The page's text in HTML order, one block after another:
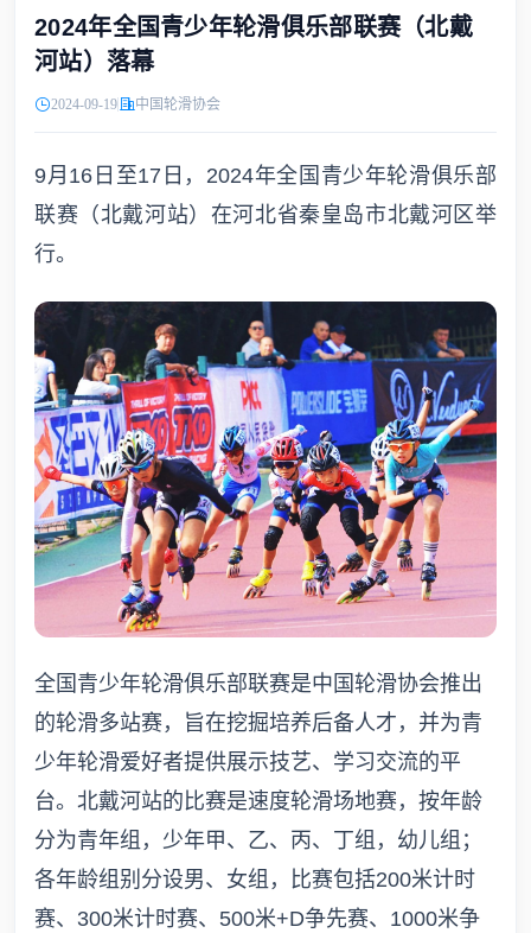
2024年全国青少年轮滑俱乐部联赛（北戴
河站）落幕
2024-09-19 中国轮滑协会
9月16日至17日，2024年全国青少年轮滑俱乐部
联赛（北戴河站）在河北省秦皇岛市北戴河区举
行。
全国青少年轮滑俱乐部联赛是中国轮滑协会推出
的轮滑多站赛，旨在挖掘培养后备人才，并为青
少年轮滑爱好者提供展示技艺、学习交流的平
台。北戴河站的比赛是速度轮滑场地赛，按年龄
分为青年组，少年甲、乙、丙、丁组，幼儿组；
各年龄组别分设男、女组，比赛包括200米计时
赛、300米计时赛、500米+D争先赛、1000米争